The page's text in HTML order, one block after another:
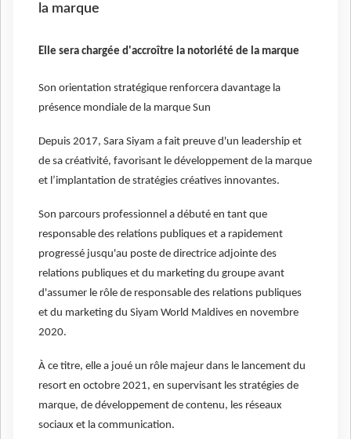
la marque
Elle sera chargée d'accroître la notoriété de la marque
Son orientation stratégique renforcera davantage la
présence mondiale de la marque Sun
Depuis 2017, Sara Siyam a fait preuve d'un leadership et
de sa créativité, favorisant le développement de la marque
et l’implantation de stratégies créatives innovantes.
Son parcours professionnel a débuté en tant que
responsable des relations publiques et a rapidement
progressé jusqu'au poste de directrice adjointe des
relations publiques et du marketing du groupe avant
d'assumer le rôle de responsable des relations publiques
et du marketing du Siyam World Maldives en novembre
2020.
À ce titre, elle a joué un rôle majeur dans le lancement du
resort en octobre 2021, en supervisant les stratégies de
marque, de développement de contenu, les réseaux
sociaux et la communication.